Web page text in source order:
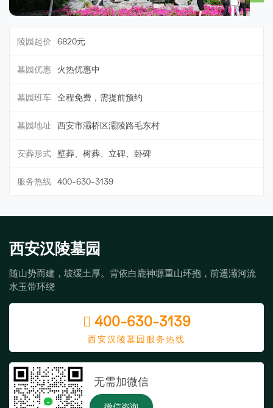
陵园起价 6820元
墓园优惠 火热优惠中
墓园班车 全程免费，需提前预约
墓园地址 西安市灞桥区灞陵路毛东村
安葬形式 壁葬、树葬、立碑、卧碑
服务热线 400-630-3139
西安汉陵墓园
随山势而建，坡缓土厚。背依白鹿神塬重山环抱，前遥灞河流
水玉带环绕
400-630-3139
西安汉陵墓园服务热线
无需加微信